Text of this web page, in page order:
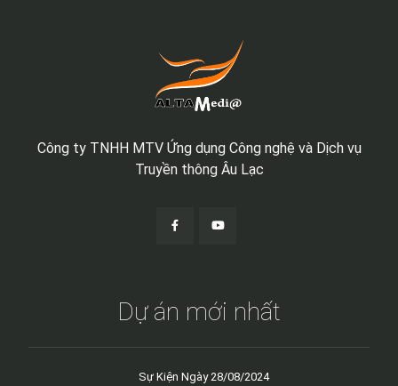
Công ty TNHH MTV Ứng dụng Công nghệ và Dịch vụ
Truyền thông Âu Lạc
Dự án mới nhất
Sự Kiện Ngày 28/08/2024